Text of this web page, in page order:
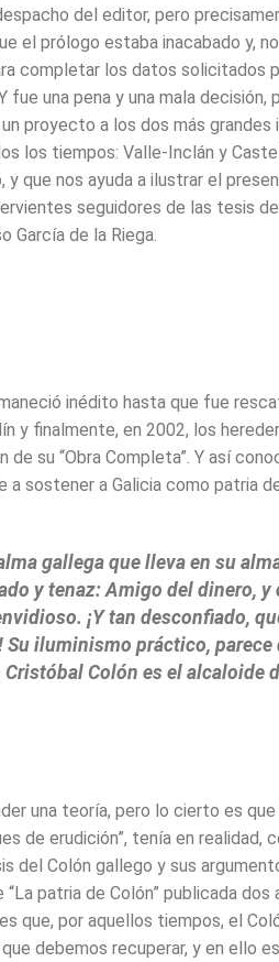
del editor, pero
el prólogo estaba inacabado y,
completar los datos solicitados
fue una pena y una mala decisión,
proyecto a los dos más grandes
los tiempos: Valle-Inclán y
y que nos ayuda a ilustrar el
seguidores de las tesis
García de la Riega.
inédito hasta que fue
y finalmente, en 2002, los
de su “Obra Completa”. Y así
a sostener a Galicia como patria
gallega que lleva en su
y tenaz: Amigo del dinero, y
¡Y tan desconfiado,
iluminismo práctico, parece
Cristóbal Colón es el alcaloide
una teoría, pero lo cierto es
de erudición”, tenía en realidad,
del Colón gallego y sus
patria de Colón” publicada
que, por aquellos tiempos, el
debemos recuperar, y en ello